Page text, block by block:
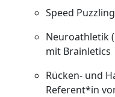
Speed
Neuroathletik
mit Brainletics
Rücken- und
Referent*in